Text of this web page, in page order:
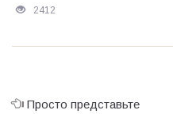
2412
Просто представьте